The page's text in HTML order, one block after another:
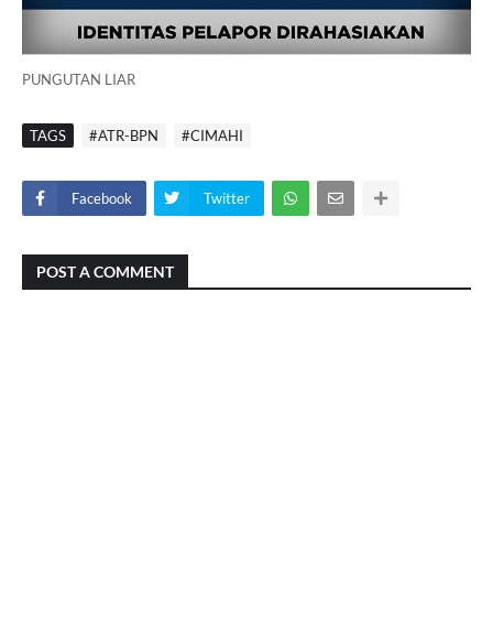
PUNGUTAN LIAR
TAGS #ATR-BPN #CIMAHI
Facebook Twitter
POST A COMMENT